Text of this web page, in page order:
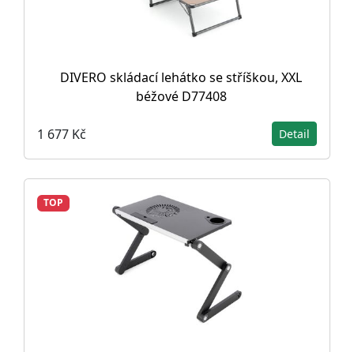
DIVERO skládací lehátko se stříškou, XXL
béžové D77408
1 677 Kč Detail
TOP